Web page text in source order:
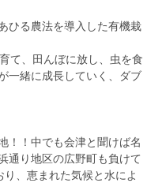
ひる農法を導入した有機栽
て、田んぼに放し、虫を食
一緒に成長していく、ダブ
！！中でも会津と聞けば名
通り地区の広野町も負けて
、恵まれた気候と水によ